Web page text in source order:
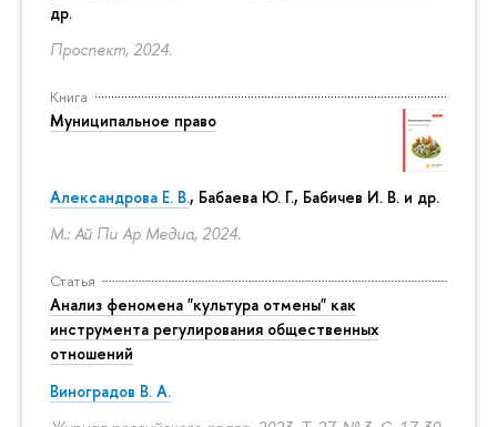
др.
Проспект, 2024.
Книга
Муниципальное право
Александрова Е. В., Бабаева Ю. Г., Бабичев И. В. и др.
М.: Ай Пи Ар Медиа, 2024.
Статья
Анализ феномена "культура отмены" как
инструмента регулирования общественных
отношений
Виноградов В. А.